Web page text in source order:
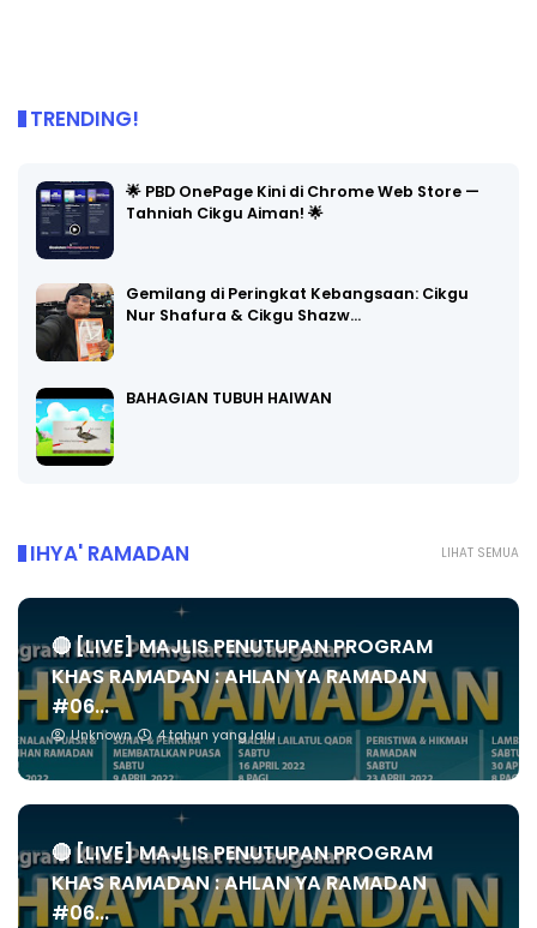
TRENDING!
🌟 PBD OnePage Kini di Chrome Web Store —
Tahniah Cikgu Aiman! 🌟
Gemilang di Peringkat Kebangsaan: Cikgu
Nur Shafura & Cikgu Shazw…
BAHAGIAN TUBUH HAIWAN
LIHAT SEMUA
IHYA' RAMADAN
🔴 [LIVE] MAJLIS PENUTUPAN PROGRAM
KHAS RAMADAN : AHLAN YA RAMADAN
#06...
Unknown 4 tahun yang lalu
🔴 [LIVE] MAJLIS PENUTUPAN PROGRAM
KHAS RAMADAN : AHLAN YA RAMADAN
#06...